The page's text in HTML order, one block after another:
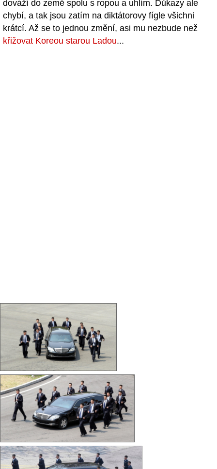
dováží do země spolu s ropou a uhlím. Důkazy ale
chybí, a tak jsou zatím na diktátorovy fígle všichni
krátcí. Až se to jednou změní, asi mu nezbude než
křižovat Koreou starou Ladou...